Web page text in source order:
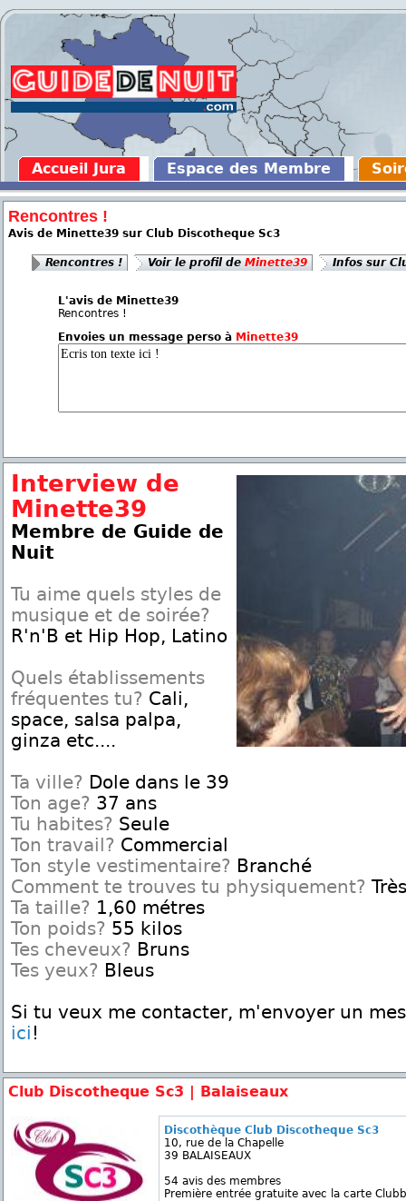
Accueil Jura Espace des Membre
Rencontres !
Avis de Minette39 sur Club Discotheque Sc3
Rencontres ! Voir le profil de Minette39 Infos sur
L'avis de Minette39
Rencontres !
Envoies un message perso à Minette39
Interview de
Minette39
Membre de Guide de
Nuit
Tu aime quels styles de
musique et de soirée?
R'n'B et Hip Hop, Latino
Quels établissements
fréquentes tu? Cali,
space, salsa palpa,
ginza etc....
Ta ville? Dole dans le 39
Ton age? 37 ans
Tu habites? Seule
Ton travail? Commercial
Ton style vestimentaire? Branché
Comment te trouves tu physiquement?
Ta taille? 1,60 métres
Ton poids? 55 kilos
Tes cheveux? Bruns
Tes yeux? Bleus
Si tu veux me contacter, m'envoyer un
ici !
Club Discotheque Sc3 | Balaiseaux
Discothèque Club Discotheque Sc3
10, rue de la Chapelle
39 BALAISEAUX
54 avis des membres
Première entrée gratuite avec la carte